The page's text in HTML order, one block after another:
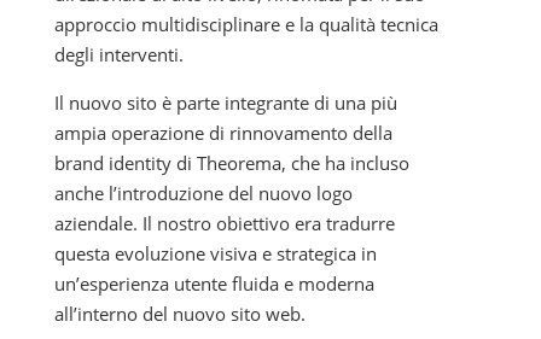
approccio multidisciplinare e la qualità tecnica
degli interventi.
Il nuovo sito è parte integrante di una più
ampia operazione di rinnovamento della
brand identity di Theorema, che ha incluso
anche l’introduzione del nuovo logo
aziendale. Il nostro obiettivo era tradurre
questa evoluzione visiva e strategica in
un’esperienza utente fluida e moderna
all’interno del nuovo sito web.